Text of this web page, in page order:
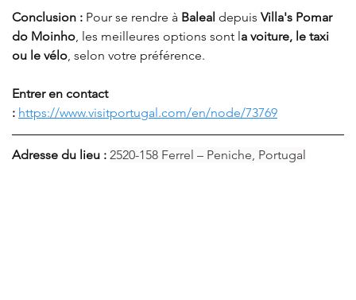
Conclusion : Pour se rendre à Baleal depuis Villa's Pomar
do Moinho, les meilleures options sont la voiture, le taxi
ou le vélo, selon votre préférence.
Entrer en contact
: https://www.visitportugal.com/en/node/73769
Adresse du lieu : 2520-158 Ferrel – Peniche, Portugal